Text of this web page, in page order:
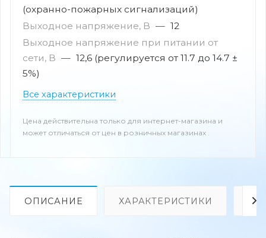
(охранно-пожарных сигнализаций)
Выходное напряжение, В — 12
Выходное напряжение при питании от
сети, В — 12,6 (регулируется от 11.7 до 14.7 ±
5%)
Все характеристики
Цена действительна только для интернет-магазина и
может отличаться от цен в розничных магазинах .
ОПИСАНИЕ ХАРАКТЕРИСТИКИ